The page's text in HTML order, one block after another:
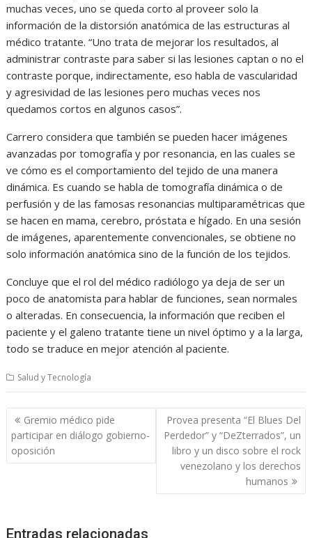
muchas veces, uno se queda corto al proveer solo la
información de la distorsión anatómica de las estructuras al
médico tratante. “Uno trata de mejorar los resultados, al
administrar contraste para saber si las lesiones captan o no el
contraste porque, indirectamente, eso habla de vascularidad
y agresividad de las lesiones pero muchas veces nos
quedamos cortos en algunos casos”.
Carrero considera que también se pueden hacer imágenes
avanzadas por tomografía y por resonancia, en las cuales se
ve cómo es el comportamiento del tejido de una manera
dinámica. Es cuando se habla de tomografía dinámica o de
perfusión y de las famosas resonancias multiparamétricas que
se hacen en mama, cerebro, próstata e hígado. En una sesión
de imágenes, aparentemente convencionales, se obtiene no
solo información anatómica sino de la función de los tejidos.
Concluye que el rol del médico radiólogo ya deja de ser un
poco de anatomista para hablar de funciones, sean normales
o alteradas. En consecuencia, la información que reciben el
paciente y el galeno tratante tiene un nivel óptimo y a la larga,
todo se traduce en mejor atención al paciente.
Salud y Tecnología
Navegación
de
entradas
Gremio médico pide
participar en diálogo gobierno-
oposición
Provea presenta “El Blues Del
Perdedor” y “DeZterrados”, un
libro y un disco sobre el rock
venezolano y los derechos
humanos
Entradas relacionadas